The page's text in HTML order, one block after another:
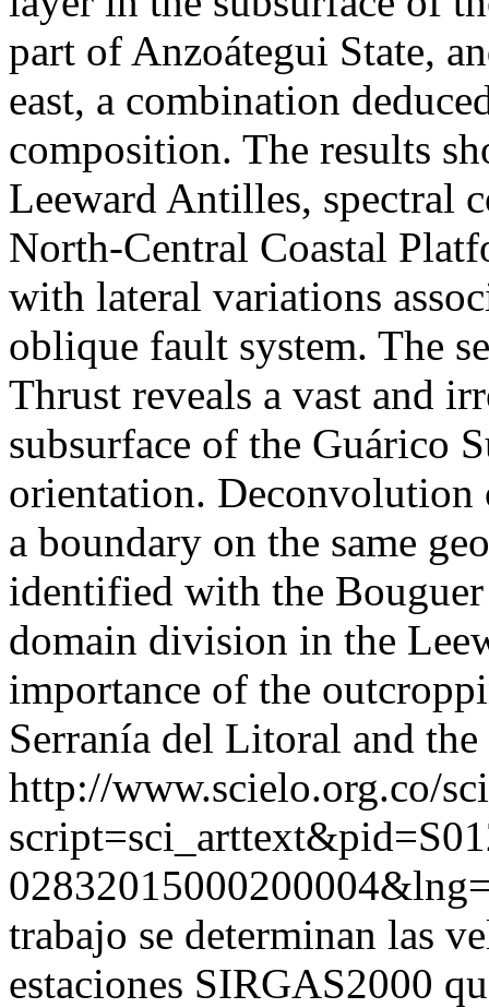
part of Anzoátegui State,
east, a combination
composition. The results
Leeward Antilles, spectral
North-Central Coastal
with lateral variations
oblique fault system. The
Thrust reveals a vast and
subsurface of the Guárico
orientation. Deconvolution
a boundary on the same
identified with the
domain division in the
importance of the
Serranía del Litoral and
http://www.scielo.org.co/
trabajo se determinan las
estaciones SIRGAS2000